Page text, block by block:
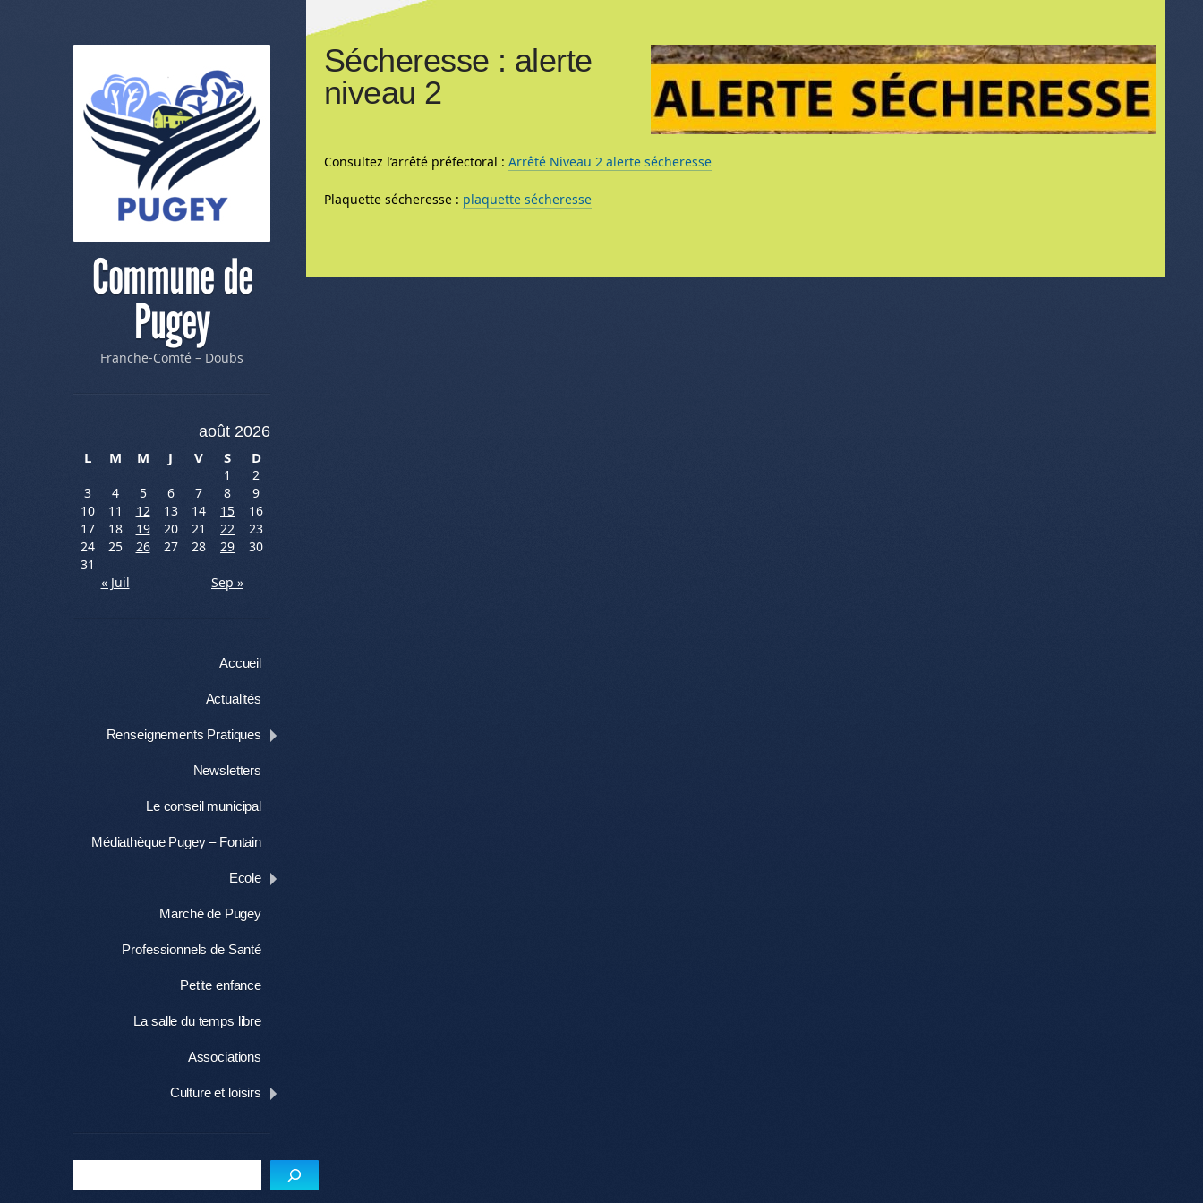
Commune de
Pugey
Franche-Comté – Doubs
août 2026
L
M M J V S D
1
2
3
4 5 6 7 8
9
10
11 12 13 14 15
16
17
18 19 20 21 22
23
24
25 26 27 28 29
30
31
« Juil
Sep »
Accueil
Actualités
Renseignements Pratiques
Newsletters
Le conseil municipal
Médiathèque Pugey – Fontain
Ecole
Marché de Pugey
Professionnels de Santé
Petite enfance
La salle du temps libre
Associations
Culture et loisirs
Sécheresse : alerte
niveau 2
Consultez l’arrêté préfectoral : Arrêté Niveau 2 alerte sécheresse
Plaquette sécheresse : plaquette sécheresse
Menu de l'article